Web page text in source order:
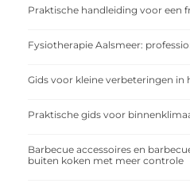
Praktische handleiding voor een
Fysiotherapie Aalsmeer:
Gids voor kleine verbeteringen in
Praktische gids voor
Barbecue accessoires en
buiten koken met meer controle